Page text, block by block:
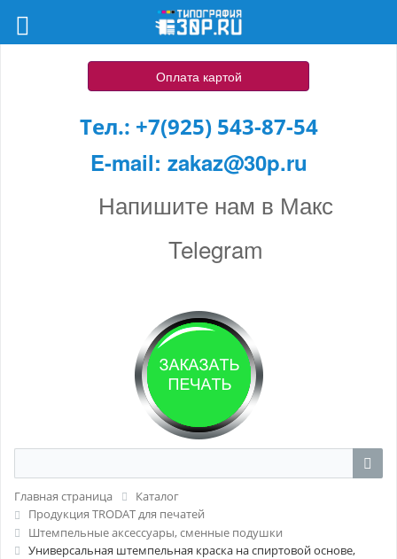
Оплата картой
Тел.: +7(925) 543-87-54
E-mail: zakaz@30p.ru
Напишите нам в Макс
Telegram
Главная страница
Каталог
Продукция TRODAT для печатей
Штемпельные аксессуары, сменные подушки
Универсальная штемпельная краска на спиртовой основе,